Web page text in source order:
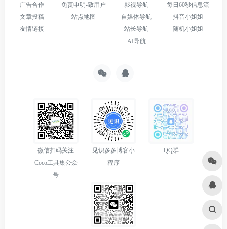
广告合作
文章投稿
友情链接
免责申明-致用户
站点地图
影视导航
自媒体导航
站长导航
AI导航
每日60秒信息流
抖音小姐姐
随机小姐姐
微信扫码关注
Coco工具集公众
号
见识多多博客小
程序
QQ群